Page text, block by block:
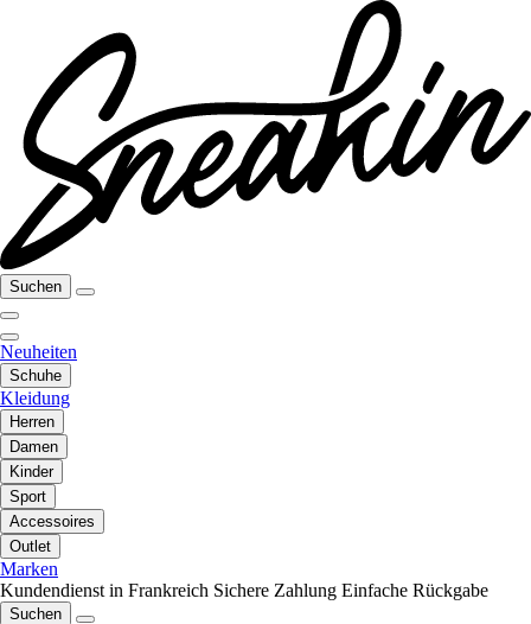
Suchen
Neuheiten
Schuhe
Kleidung
Herren
Damen
Kinder
Sport
Accessoires
Outlet
Marken
Kundendienst in Frankreich Sichere Zahlung Einfache Rückgabe
Suchen